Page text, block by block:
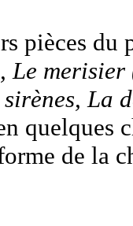
pièces
Le
La
quelques
de la